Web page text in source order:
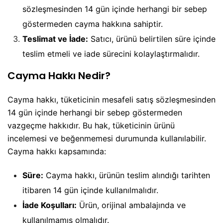
sözleşmesinden 14 gün içinde herhangi bir sebep
göstermeden cayma hakkına sahiptir.
Teslimat ve İade: Satıcı, ürünü belirtilen süre içinde
teslim etmeli ve iade sürecini kolaylaştırmalıdır.
Cayma Hakkı Nedir?
Cayma hakkı, tüketicinin mesafeli satış sözleşmesinden
14 gün içinde herhangi bir sebep göstermeden
vazgeçme hakkıdır. Bu hak, tüketicinin ürünü
incelemesi ve beğenmemesi durumunda kullanılabilir.
Cayma hakkı kapsamında:
Süre: Cayma hakkı, ürünün teslim alındığı tarihten
itibaren 14 gün içinde kullanılmalıdır.
İade Koşulları: Ürün, orijinal ambalajında ve
kullanılmamış olmalıdır.